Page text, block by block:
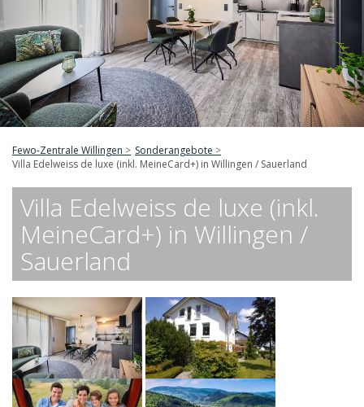
Fewo-Zentrale Willingen
Sonderangebote
Villa Edelweiss de luxe (inkl. MeineCard+) in Willingen / Sauerland
Villa Edelweiss de luxe (inkl.
MeineCard+) in Willingen /
Sauerland